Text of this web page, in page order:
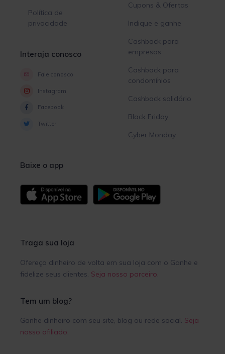
Política de
privacidade
Interaja conosco
Fale conosco
Instagram
Facebook
Twitter
Cupons & Ofertas
Indique e ganhe
Cashback para
empresas
Cashback para
condomínios
Cashback solidário
Black Friday
Cyber Monday
Baixe o app
Traga sua loja
Ofereça dinheiro de volta em sua loja com o Ganhe e
fidelize seus clientes. Seja nosso parceiro.
Tem um blog?
Ganhe dinheiro com seu site, blog ou rede social. Seja
nosso afiliado.